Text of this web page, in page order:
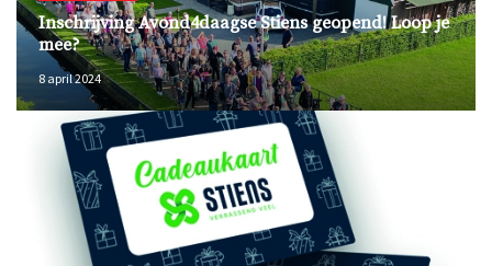
Inschrijving Avond4daagse Stiens geopend! Loop je
mee?
8 april 2024